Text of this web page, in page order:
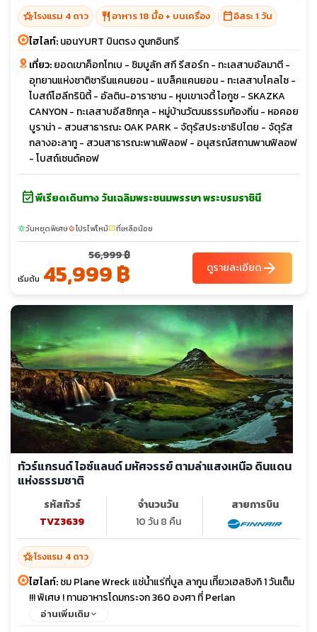
hotel_classโรงแรม 4 ดาว restaurant อาหาร 18 มื้อ + บนเครื่อง calendar_todayอิสระ 1 วัน
ไฮไลท์:นอนYURT บินตรง ดูนกอินทรี
เที่ยว:ยอดเขาค็อกโทเบ - ชิมบูลัก สกี รีสอร์ท - ทะเลสาบอัลมาตี -
อุทยานแห่งชาติชารีนแคนยอน - แบล็คแคนยอน - ทะเลสาบโคลไซ -
โบสถ์โฮลีทรินิตี้ - อัลติน-อาราชาน - หุบเขาเจตี้ โอกูซ - SKAZKA
CANYON - ทะเลสาบอีสซิกกุล - หมู่บ้านวัฒนธรรมท้องถิ่น - หอคอย
บูราน่า - สวนสาธารณะ OAK PARK - จัตุรัสประชาธิปไตย - จัตุรัส
กลางอะลาทู - สวนสาธารณะพานฟิลอฟ - อนุสรณ์สถานพานฟิลอฟ
- โบสถ์เซนต์คอฟ
event_availableพีเรียดเดินทาง วันเฉลิมพระชนมพรรษา พระบรมราชินี
sunnyวันหยุดพิเศษlocal_fire_departmentโปรไฟไหม้confirmation_numberที่เหลือน้อย
เริ่มต้น
56,999 ฿
45,999 ฿ ดูรายละเอียดarrow_forward
ทัวร์แกรนด์ ไอซ์แลนด์ มหัศจรรย์ ตามล่าแสงเหนือ ดินแดน
แห่งธรรมชาติ
รหัสทัวร์
TVZ3639
จำนวนวัน
10 วัน 8 คืน
สายการบิน
hotel_classโรงแรม 4 ดาว
ไฮไลท์:ชม Plane Wreck แช่น้ำแร่ที่บูล ลากูน เทีี่ยวเฮลซิงกิ 1 วันเต็ม
!!! พิเศษ ! ทานอาหารโดมกระจก 360 องศา ที่ Perlan
อ่านเพิ่มเติม